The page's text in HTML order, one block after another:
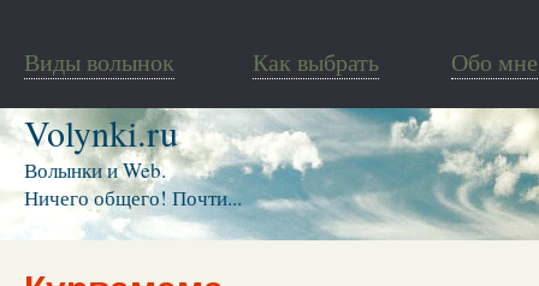
Виды волынок Как выбрать Обо мне
Volynki.ru
Волынки и Web.
Ничего общего! Почти...